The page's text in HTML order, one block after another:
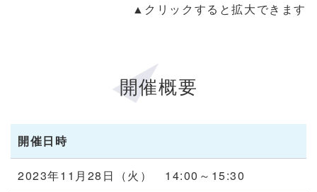
▲クリックすると拡大できます
開催概要
開催日時
2023年11月28日（火） 14:00～15:30